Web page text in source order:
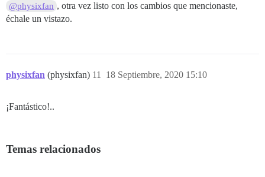
@physixfan , otra vez listo con los cambios que mencionaste,
échale un vistazo.
physixfan (physixfan) 18 Septiembre, 2020 15:10
11
¡Fantástico!..
Temas relacionados